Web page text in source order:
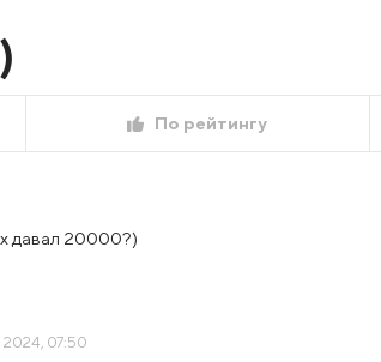
)
По рейтингу
давал 20000?)
2024, 07:50